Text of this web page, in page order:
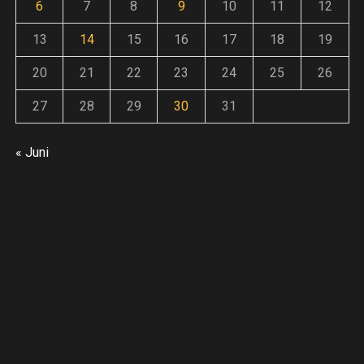
6 7 8 9 10 11 12
13 14 15 16 17 18 19
20 21 22 23 24 25 26
27 28 29 30 31
« Juni